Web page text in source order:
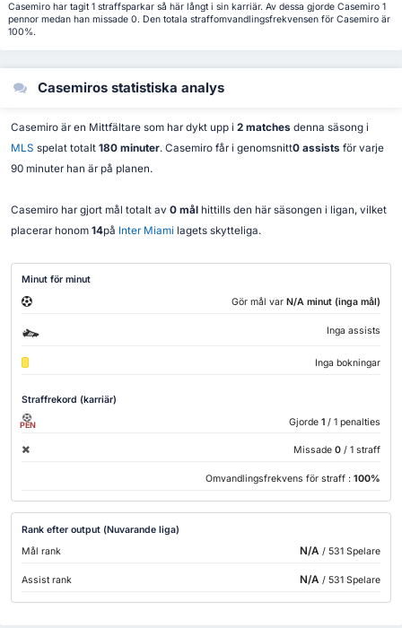
Casemiro har tagit 1 straffsparkar så här långt i sin karriär. Av dessa gjorde Casemiro 1
pennor medan han missade 0. Den totala straffomvandlingsfrekvensen för Casemiro är
100%.
Casemiros statistiska analys
Casemiro är en Mittfältare som har dykt upp i 2 matches denna säsong i
MLS spelat totalt 180 minuter. Casemiro får i genomsnitt0 assists för varje
90 minuter han är på planen.
Casemiro har gjort mål totalt av 0 mål hittills den här säsongen i ligan, vilket
placerar honom 14på Inter Miami lagets skytteliga.
Minut för minut
Gör mål var N/A minut (inga mål)
Inga assists
Inga bokningar
Straffrekord (karriär)
PEN Gjorde 1 / 1 penalties
Missade 0 / 1 straff
Omvandlingsfrekvens för straff : 100%
Rank efter output (Nuvarande liga)
Mål rank
N/A / 531 Spelare
Assist rank N/A / 531 Spelare